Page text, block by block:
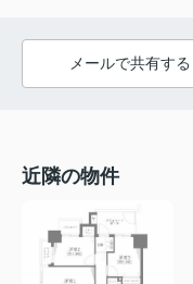
メールで共有する
近隣の物件